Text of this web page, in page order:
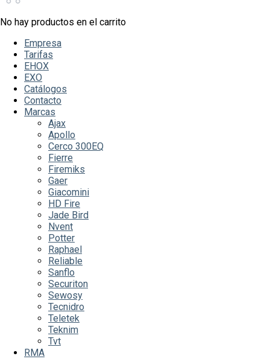
No hay productos en el carrito
Empresa
Tarifas
EHOX
EXO
Catálogos
Contacto
Marcas
Ajax
Apollo
Cerco 300EQ
Fierre
Firemiks
Gaer
Giacomini
HD Fire
Jade Bird
Nvent
Potter
Raphael
Reliable
Sanflo
Securiton
Sewosy
Tecnidro
Teletek
Teknim
Tvt
RMA